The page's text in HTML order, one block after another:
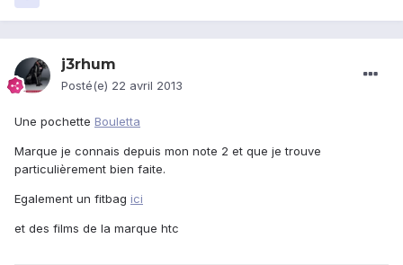
j3rhum
Posté(e) 22 avril 2013
Une pochette Bouletta
Marque je connais depuis mon note 2 et que je trouve
particulièrement bien faite.
Egalement un fitbag ici
et des films de la marque htc